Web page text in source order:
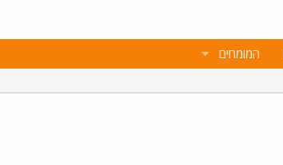
המומחים